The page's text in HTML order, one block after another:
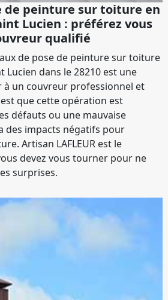
de peinture sur toiture en
Lucien : préférez vous
qualifié
de pose de peinture sur toiture
Lucien dans le 28210 est une
un couvreur professionnel et
que cette opération est
défauts ou une mauvaise
des impacts négatifs pour
Artisan LAFLEUR est le
devez vous tourner pour ne
surprises.